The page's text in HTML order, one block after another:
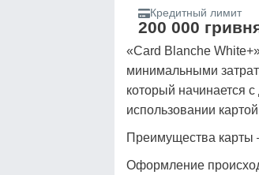
Кредитный лимит
200 000
«Card Blanche
минимальными
который начинается
использовании
Преимущества карты
Оформление